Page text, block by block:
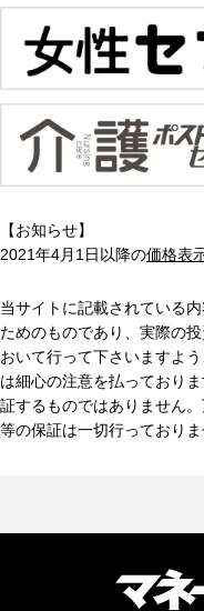
【お知らせ】
2021年4月1日以降の価格表
当サイトに記載されている
ためのものであり、実際の
おいて行って下さいますよ
は細心の注意を払っており
証するものではありません
等の保証は一切行っており